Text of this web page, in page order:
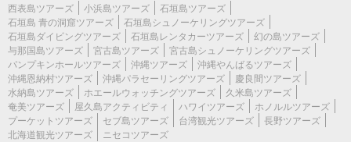
西表島ツアーズ 小浜島ツアーズ
石垣島ツアーズ
石垣島 青の洞窟ツアーズ
石垣島シュノーケリングツアーズ
石垣島ダイビングツアーズ
石垣島レンタカーツアーズ
幻の島ツアーズ
与那国島ツアーズ
宮古島ツアーズ
宮古島シュノーケリングツアーズ
パンプキンホールツアーズ
沖縄ツアーズ
沖縄やんばるツアーズ
沖縄恩納村ツアーズ
沖縄パラセーリングツアーズ
慶良間ツアーズ
水納島ツアーズ
ホエールウォッチングツアーズ
久米島ツアーズ
奄美ツアーズ
屋久島アクティビティ ハワイツアーズ
ホノルルツアーズ
プーケットツアーズ
セブ島ツアーズ 台湾観光ツアーズ
長野ツアーズ
北海道観光ツアーズ
ニセコツアーズ